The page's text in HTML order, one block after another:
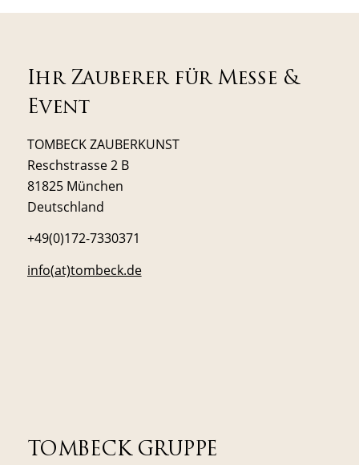
Ihr Zauberer für Messe &
Event
TOMBECK ZAUBERKUNST
Reschstrasse 2 B
81825 München
Deutschland
+49(0)172-7330371
info(at)tombeck.de
TOMBECK GRUPPE